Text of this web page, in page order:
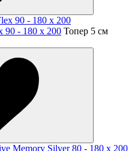
90 - 180 х 200 Топер 5 см